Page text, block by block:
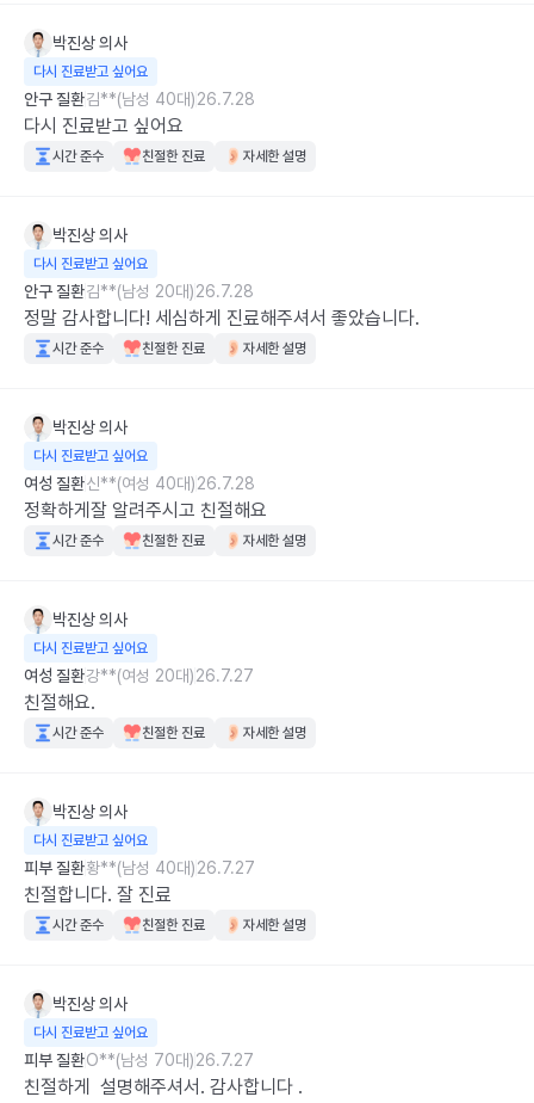
박진상의사
다시 진료받고 싶어요
안구 질환김**(남성 40대)26.7.28
다시 진료받고 싶어요
시간 준수 친절한 진료 자세한 설명
박진상의사
다시 진료받고 싶어요
안구 질환김**(남성 20대)26.7.28
정말 감사합니다! 세심하게 진료해주셔서 좋았습니다.
시간 준수 친절한 진료 자세한 설명
박진상의사
다시 진료받고 싶어요
여성 질환신**(여성 40대)26.7.28
정확하게잘 알려주시고 친절해요
시간 준수 친절한 진료 자세한 설명
박진상의사
다시 진료받고 싶어요
여성 질환강**(여성 20대)26.7.27
친절해요.
시간 준수 친절한 진료 자세한 설명
박진상의사
다시 진료받고 싶어요
피부 질환황**(남성 40대)26.7.27
친절합니다. 잘 진료
시간 준수 친절한 진료 자세한 설명
박진상의사
다시 진료받고 싶어요
피부 질환O**(남성 70대)26.7.27
친절하게  설명해주셔서. 감사합니다 .